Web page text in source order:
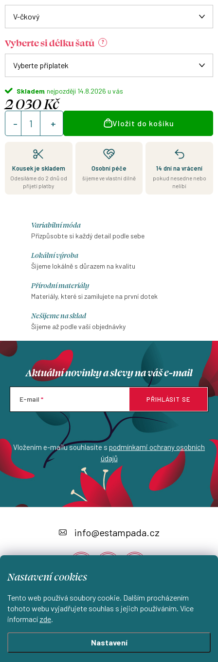
Nastavení cookies
Tento web používá soubory cookie. Dalším procházením
tohoto webu vyjadřujete souhlas s jejich používáním. Více
informací zde.
Nastavení
Vyberte si délku šatů ?
Skladem 14.8.2026
2 030 Kč
Měrná
cena:
Vložit do košíku
Kousek je skladem
Odesíláme do 2 dnů od
přijetí platby
Osobní péče
šijeme ve vlastní dílně
14 dní na vrácení
pokud nesedne nebo
nelíbí
Variabilní móda
Přizpůsobte si každý detail podle sebe
Lokální výroba
Šijeme lokálně s důrazem na kvalitu
Přírodní materiály
Materiály, které si zamilujete na první dotek
Nešijeme na sklad
Šijeme až podle vaší objednávky
Aktuální novinky a slevy na váš e-mail
E-mail
Vložením e-mailu souhlasíte s podmínkami ochrany osobních
údajů
PŘIHLÁSIT SE
p
a
Instagram
info@estampada.cz
Shoptet.cz KantorStudio.cz